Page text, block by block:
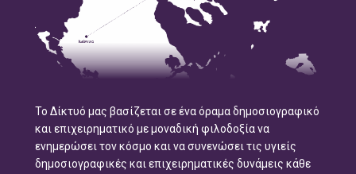
Το Δίκτυό μας βασίζεται σε ένα όραμα δημοσιογραφικό
και επιχειρηματικό με μοναδική φιλοδοξία να
ενημερώσει τον κόσμο και να συνενώσει τις υγιείς
δημοσιογραφικές και επιχειρηματικές δυνάμεις κάθε